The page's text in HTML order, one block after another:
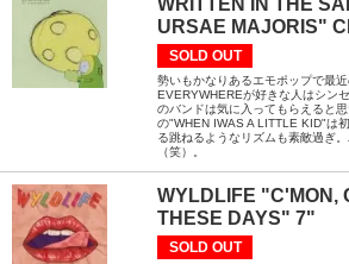
WRITTEN IN THE
URSAE MAJORIS"
SOLD OUT
勢いもかなりあるエモポップで最
EVERYWHEREが好きな人はシン
のバンドは気に入ってもらえると
の"WHEN IWAS A LITTLE KID"は
る跳ねるようなリズムも素敵過ぎ
（笑）。
WYLDLIFE "C'MON,
THESE DAYS" 7"
SOLD OUT